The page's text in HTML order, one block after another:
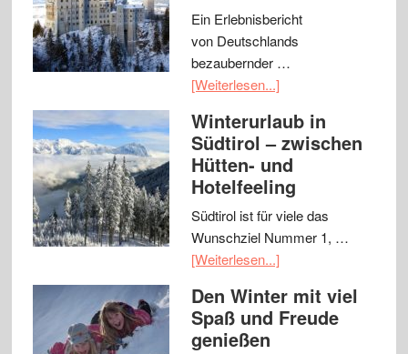
Ein Erlebnisbericht
von Deutschlands
bezaubernder …
[Weiterlesen...]
Winterurlaub in
Südtirol – zwischen
Hütten- und
Hotelfeeling
Südtirol ist für viele das
Wunschziel Nummer 1, …
[Weiterlesen...]
Den Winter mit viel
Spaß und Freude
genießen